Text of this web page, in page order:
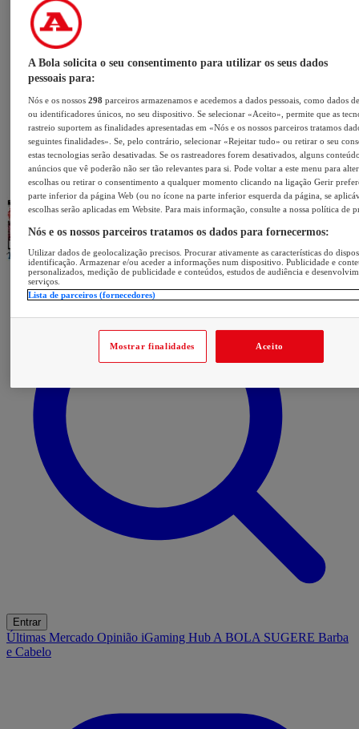
Entrar
Últimas Mercado Opinião iGaming Hub A BOLA SUGERE Barba
e Cabelo
A Bola solicita o seu consentimento para utilizar os seus dados
pessoais para:
Nós e os nossos298 parceiros armazenamos e acedemos a dados pessoais, como dados
ou identificadores únicos, no seu dispositivo. Se selecionar «Aceito», permite que as
rastreio suportem as finalidades apresentadas em «Nós e os nossos parceiros tratamos
seguintes finalidades». Se, pelo contrário, selecionar «Rejeitar tudo» ou retirar o seu
estas tecnologias serão desativadas. Se os rastreadores forem desativados, alguns
anúncios que vê poderão não ser tão relevantes para si. Pode voltar a este menu para
escolhas ou retirar o consentimento a qualquer momento clicando na ligação Gerir
parte inferior da página Web (ou no ícone na parte inferior esquerda da página, se
escolhas serão aplicadas em Website. Para mais informação, consulte a nossa política de
Nós e os nossos parceiros tratamos os dados para fornecermos:
Utilizar dados de geolocalização precisos. Procurar ativamente as características do
identificação. Armazenar e/ou aceder a informações num dispositivo. Publicidade e
personalizados, medição de publicidade e conteúdos, estudos de audiência e
serviços.
Lista de parceiros (fornecedores)
Mostrar finalidades Aceito